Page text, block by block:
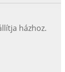
házhoz.